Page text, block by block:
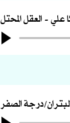
العقل المحتل علي
درجة الصفر